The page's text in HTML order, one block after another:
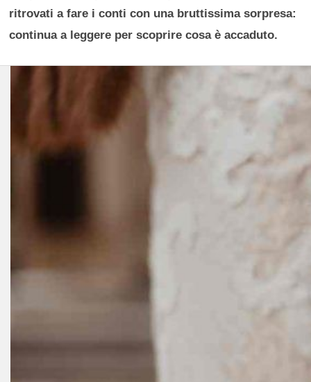
ritrovati a fare i conti con una bruttissima sorpresa:
continua a leggere per scoprire cosa è accaduto.